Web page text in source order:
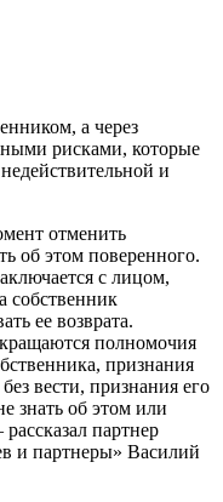
а через
рисками, которые
и
отменить
об этом поверенного.
с лицом,
собственник
ее возврата.
полномочия
признания
вести, признания его
знать об этом или
партнер
и партнеры» Василий